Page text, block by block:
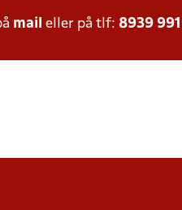
mail eller på tlf: 8939